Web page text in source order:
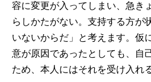
容に変更が入ってしまい、急き
らしかたがない。支持する方が
いないからだ」と考えます。仮
意が原因であったとしても、自
ため、本人にはそれを受け入れ